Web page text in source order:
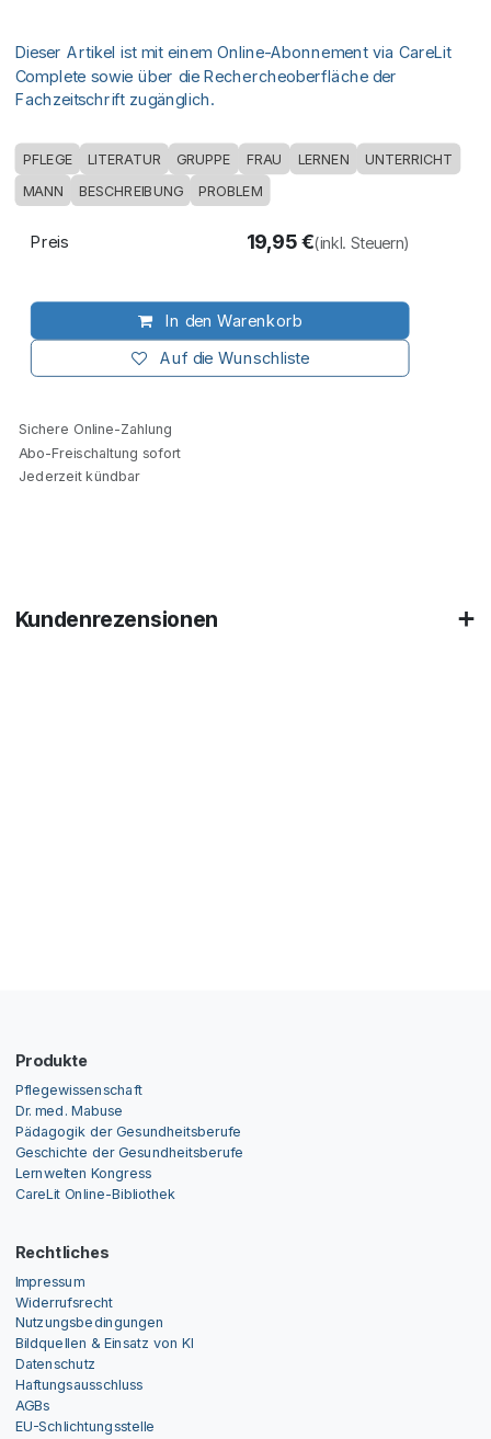
Dieser Artikel ist mit einem Online-Abonnement via CareLit
Complete sowie über die Rechercheoberfläche der
Fachzeitschrift zugänglich.
PFLEGE LITERATUR GRUPPE FRAU LERNEN UNTERRICHT
MANN BESCHREIBUNG PROBLEM
In den Warenkorb
Auf die Wunschliste
Preis 19,95€(inkl. Steuern)
Sichere Online-Zahlung
Abo-Freischaltung sofort
Jederzeit kündbar
Kundenrezensionen
Produkte
Pflegewissenschaft
Dr. med. Mabuse
Pädagogik der Gesundheitsberufe
Geschichte der Gesundheitsberufe
Lernwelten Kongress
CareLit Online-Bibliothek
Rechtliches
Impressum
Widerrufsrecht
Nutzungsbedingungen
Bildquellen & Einsatz von KI
Datenschutz
Haftungsausschluss
AGBs
EU-Schlichtungsstelle